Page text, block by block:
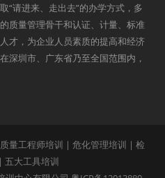
“请进来、走出去”的办学方式，多
质量管理骨干和认证、计量、标准
才，为企业人员素质的提高和经济
深圳市、广东省乃至全国范围内，
质量工程师培训 | 危化管理培训 | 检
| 五大工具培训